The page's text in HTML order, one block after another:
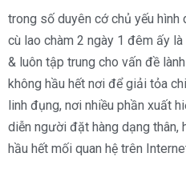
trong số duyên cớ chủ yếu
cù lao chàm 2 ngày 1 đêm ấy
& luôn tập trung cho vấn đề
không hầu hết nơi để giải tỏa
linh đụng, nơi nhiều phần xuất
diễn người đặt hàng dạng thân,
hầu hết mối quan hệ trên